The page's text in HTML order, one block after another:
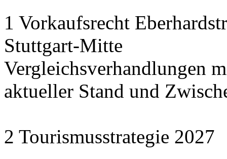
1 Vorkaufsrecht
Stuttgart-Mitte
Vergleichsverhandlungen
aktueller Stand und
2 Tourismusstrategie 2027